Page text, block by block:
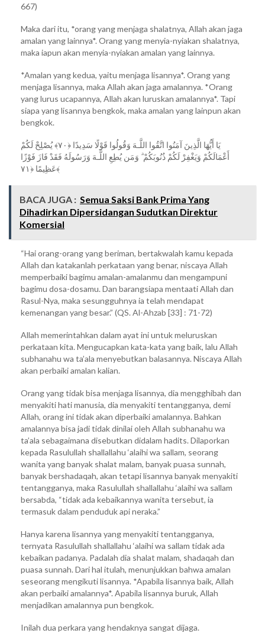
667)
Maka dari itu, *orang yang menjaga shalatnya, Allah akan jaga
amalan yang lainnya*. Orang yang menyia-nyiakan shalatnya,
maka iapun akan menyia-nyiakan amalan yang lainnya.
*Amalan yang kedua, yaitu menjaga lisannya*. Orang yang
menjaga lisannya, maka Allah akan jaga amalannya. *Orang
yang lurus ucapannya, Allah akan luruskan amalannya*. Tapi
siapa yang lisannya bengkok, maka amalan yang lainpun akan
bengkok.
يَا أَيُّهَا الَّذِينَ آمَنُوا اتَّقُوا اللَّـهَ وَقُولُوا قَوْلًا سَدِيدًا ﴿٧٠﴾ يُصْلِحْ لَكُمْ
أَعْمَالَكُمْ وَيَغْفِرْ لَكُمْ ذُنُوبَكُمْ ۗ وَمَن يُطِعِ اللَّـهَ وَرَسُولَهُ فَقَدْ فَازَ فَوْزًا
عَظِيمًا ﴿٧١﴾
BACA JUGA : Semua Saksi Bank Prima Yang
Dihadirkan Dipersidangan Sudutkan Direktur
Komersial
“Hai orang-orang yang beriman, bertakwalah kamu kepada
Allah dan katakanlah perkataan yang benar, niscaya Allah
memperbaiki bagimu amalan-amalanmu dan mengampuni
bagimu dosa-dosamu. Dan barangsiapa mentaati Allah dan
Rasul-Nya, maka sesungguhnya ia telah mendapat
kemenangan yang besar.” (QS. Al-Ahzab [33] : 71-72)
Allah memerintahkan dalam ayat ini untuk meluruskan
perkataan kita. Mengucapkan kata-kata yang baik, lalu Allah
subhanahu wa ta’ala menyebutkan balasannya. Niscaya Allah
akan perbaiki amalan kalian.
Orang yang tidak bisa menjaga lisannya, dia mengghibah dan
menyakiti hati manusia, dia menyakiti tentangganya, demi
Allah, orang ini tidak akan diperbaiki amalannya. Bahkan
amalannya bisa jadi tidak dinilai oleh Allah subhanahu wa
ta’ala sebagaimana disebutkan didalam hadits. Dilaporkan
kepada Rasulullah shallallahu ‘alaihi wa sallam, seorang
wanita yang banyak shalat malam, banyak puasa sunnah,
banyak bershadaqah, akan tetapi lisannya banyak menyakiti
tentangganya, maka Rasulullah shallallahu ‘alaihi wa sallam
bersabda, “tidak ada kebaikannya wanita tersebut, ia
termasuk dalam penduduk api neraka.”
Hanya karena lisannya yang menyakiti tentangganya,
ternyata Rasulullah shallallahu ‘alaihi wa sallam tidak ada
kebaikan padanya. Padalah dia shalat malam, shadaqah dan
puasa sunnah. Dari hal itulah, menunjukkan bahwa amalan
seseorang mengikuti lisannya. *Apabila lisannya baik, Allah
akan perbaiki amalannya*. Apabila lisannya buruk, Allah
menjadikan amalannya pun bengkok.
Inilah dua perkara yang hendaknya sangat dijaga.